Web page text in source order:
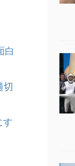
白
切
す